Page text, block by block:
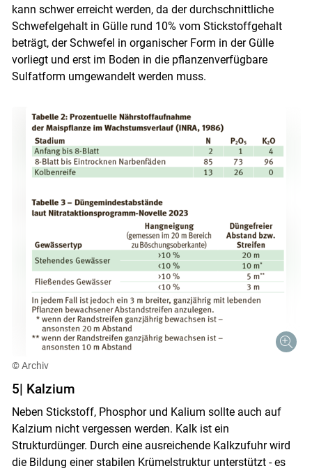
kann schwer erreicht werden, da der durchschnittliche
Schwefelgehalt in Gülle rund 10% vom Stickstoffgehalt
beträgt, der Schwefel in organischer Form in der Gülle
vorliegt und erst im Boden in die pflanzenverfügbare
Sulfatform umgewandelt werden muss.
© Archiv
5| Kalzium
Neben Stickstoff, Phosphor und Kalium sollte auch auf
Kalzium nicht vergessen werden. Kalk ist ein
Strukturdünger. Durch eine ausreichende Kalkzufuhr wird
die Bildung einer stabilen Krümelstruktur unterstützt - es